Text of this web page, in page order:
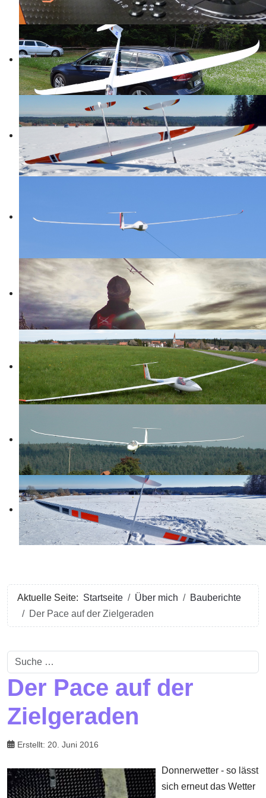
Aktuelle Seite: Startseite Über mich
Bauberichte
Der Pace auf der Zielgeraden
Suchen
Der Pace auf der
Zielgeraden
Erstellt: 20. Juni 2016
Donnerwetter - so lässt
sich erneut das Wetter